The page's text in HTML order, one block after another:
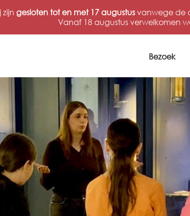
zijn gesloten tot en met 17 augustusvanwege de
Vanaf 18 augustus verwelkomen
Bezoek